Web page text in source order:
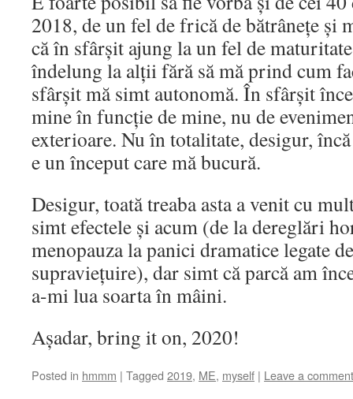
2018, de un fel de frică de bătrânețe și
că în sfârșit ajung la un fel de
îndelung la alții fără să mă prind cum
sfârșit mă simt autonomă. În sfârșit
mine în funcție de mine, nu de
exterioare. Nu în totalitate, desigur,
e un început care mă bucură.
Desigur, toată treaba asta a venit cu
simt efectele și acum (de la dereglări
menopauza la panici dramatice legate
supraviețuire), dar simt că parcă am
a-mi lua soarta în mâini.
Așadar, bring it on, 2020!
Posted in hmmm | Tagged 2019, ME, myself | Leave a comment